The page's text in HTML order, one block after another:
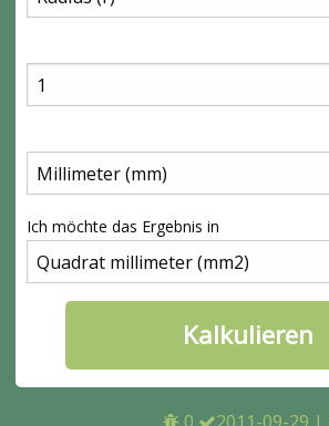
Ich möchte das Ergebnis in